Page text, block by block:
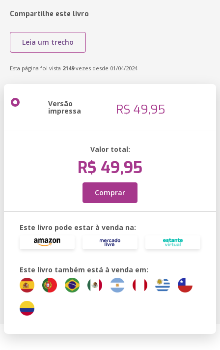
Compartilhe este livro
Leia um trecho
Esta página foi vista 2149vezes desde 01/04/2024
Versão
impressa R$ 49,95
Valor total:
R$ 49,95
Comprar
Este livro pode estar à venda na:
Este livro também está à venda em: